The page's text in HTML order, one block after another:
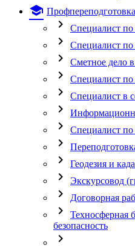
school Профпереподготовка
chevron_right Специалист по
chevron_right Специалист
chevron_right Сметное дело в
chevron_right Специалист по
chevron_right Специалист в
chevron_right
chevron_right Специалист
chevron_right
chevron_right Геодезия и
chevron_right Экскурсовод
chevron_right Договорная
chevron_right
Техносферная
безопасность
chevron_right